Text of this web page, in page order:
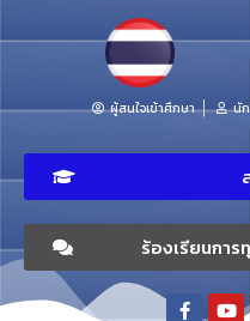
ผู้สนใจเข้าศึกษา นั
ร้องเรียนกา